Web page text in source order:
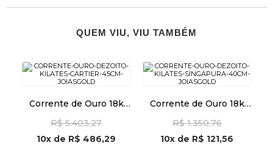
QUEM VIU, VIU TAMBÉM
Corrente de Ouro 18k
co04249
R$ 5.403,27
10x de R$ 486,29
Corrente de Ouro 18k
com 40cm co04810
R$ 1.350,76
10x de R$ 121,56